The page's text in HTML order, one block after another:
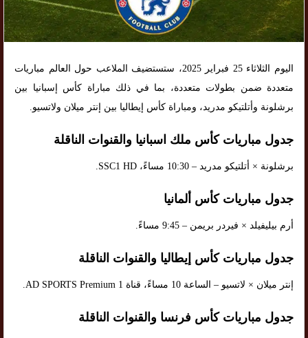
اليوم الثلاثاء 25 فبراير 2025، ستستضيف الملاعب حول العالم مباريات
متعددة ضمن بطولات متعددة، بما في ذلك مباراة كأس إسبانيا بين
برشلونة وأتلتيكو مدريد، ومباراة كأس إيطاليا بين إنتر ميلان ولاتسيو.
جدول مباريات كأس ملك اسبانيا والقنوات الناقلة
برشلونة × أتلتيكو مدريد – 10:30 مساءً، SSC1 HD.
جدول مباريات كأس ألمانيا
أرم بيليفيلد × فيردر بريمن – 9:45 مساءً.
جدول مباريات كأس إيطاليا والقنوات الناقلة
إنتر ميلان × لاتسيو – الساعة 10 مساءً، قناة AD SPORTS Premium 1.
جدول مباريات كأس فرنسا والقنوات الناقلة